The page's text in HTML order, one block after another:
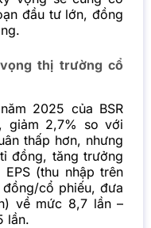
đầu tư lớn, đồng
thị trường cổ
2025 của BSR
giảm 2,7% so với
thấp hơn, nhưng
đồng, tăng trưởng
(thu nhập trên
cổ phiếu, đưa
về mức 8,7 lần –
lần.